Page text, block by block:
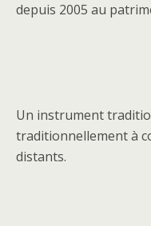
depuis 2005 au
Un instrument
traditionnellement à
distants.